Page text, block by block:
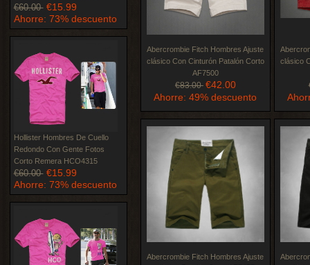
€60.00 €15.99
Ahorre: 73% descuento
Hollister Hombres De Cuello
Redondo Con Gente Fotos
Corto Remera HCO4315
€60.00 €15.99
Ahorre: 73% descuento
Abercrombie Fitch Hombres Ajuste
clásico Con Cinturón Patalón Corto
AF7500
€83.00 €42.00
Ahorre: 49% descuento
clásico
Abercrombie Fitch Hombres Ajuste